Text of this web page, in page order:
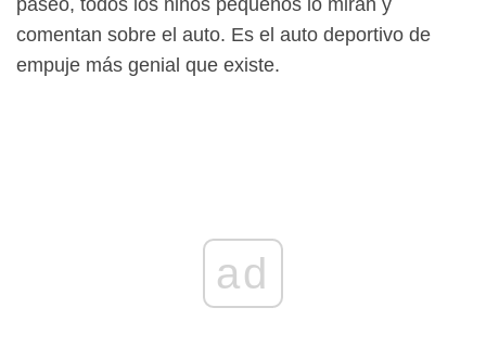
paseo, todos los niños pequeños lo miran y
comentan sobre el auto. Es el auto deportivo de
empuje más genial que existe.
ad